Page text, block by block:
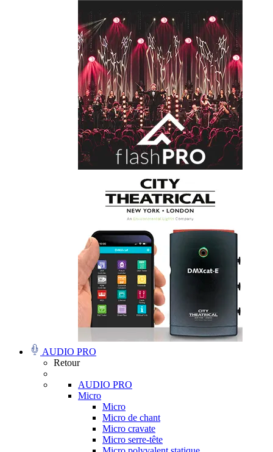
AUDIO PRO
Retour
AUDIO PRO
Micro
Micro
Micro de chant
Micro cravate
Micro serre-tête